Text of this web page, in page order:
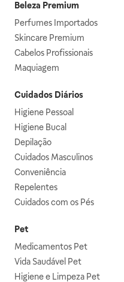
Beleza Premium
Perfumes Importados
Skincare Premium
Cabelos Profissionais
Maquiagem
Cuidados Diários
Higiene Pessoal
Higiene Bucal
Depilação
Cuidados Masculinos
Conveniência
Repelentes
Cuidados com os Pés
Pet
Medicamentos Pet
Vida Saudável Pet
Higiene e Limpeza Pet